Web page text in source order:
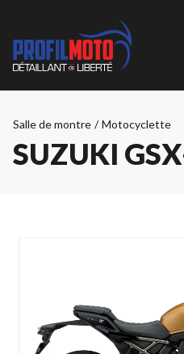
Salle de montre / Motocyclette
SUZUKI